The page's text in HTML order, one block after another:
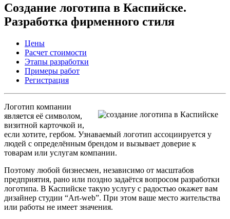
Создание логотипа в Каспийске.
Разработка фирменного стиля
Цены
Расчет стоимости
Этапы разработки
Примеры работ
Регистрация
Логотип компании
является её символом,
визитной карточкой и,
если хотите, гербом. Узнаваемый логотип ассоциируется у
людей с определённым брендом и вызывает доверие к
товарам или услугам компании.
Поэтому любой бизнесмен, независимо от масштабов
предприятия, рано или поздно задаётся вопросом разработки
логотипа. В Каспийске такую услугу с радостью окажет вам
дизайнер студии “Art-web”. При этом ваше место жительства
или работы не имеет значения.